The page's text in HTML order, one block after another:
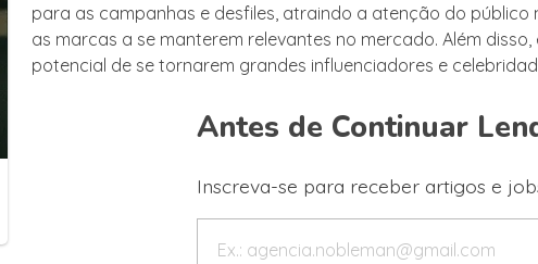
para as campanhas e desfiles, atraindo a atenção do público
as marcas a se manterem relevantes no mercado. Além
potencial de se tornarem grandes influenciadores e
Antes de Continuar
Inscreva-se para receber artigos e